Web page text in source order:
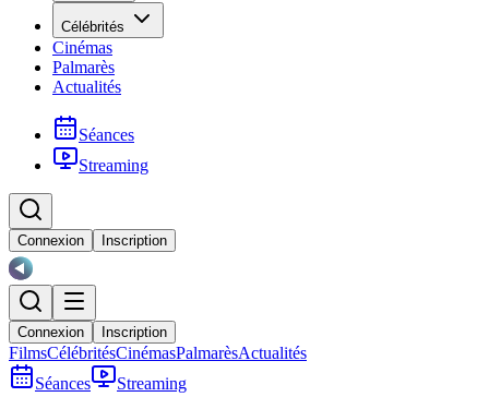
Célébrités
Cinémas
Palmarès
Actualités
Séances
Streaming
Connexion Inscription
Connexion Inscription
FilmsCélébritésCinémasPalmarèsActualités
Séances
Streaming